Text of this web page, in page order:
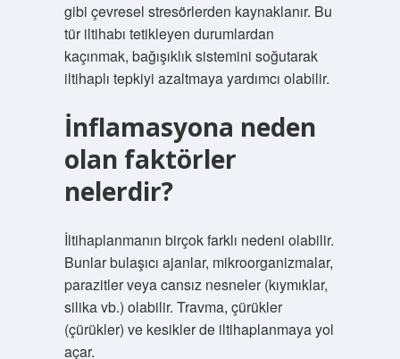
gibi çevresel stresörlerden kaynaklanır. Bu
tür iltihabı tetikleyen durumlardan
kaçınmak, bağışıklık sistemini soğutarak
iltihaplı tepkiyi azaltmaya yardımcı olabilir.
İnflamasyona neden
olan faktörler
nelerdir?
İltihaplanmanın birçok farklı nedeni olabilir.
Bunlar bulaşıcı ajanlar, mikroorganizmalar,
parazitler veya cansız nesneler (kıymıklar,
silika vb.) olabilir. Travma, çürükler
(çürükler) ve kesikler de iltihaplanmaya yol
açar.